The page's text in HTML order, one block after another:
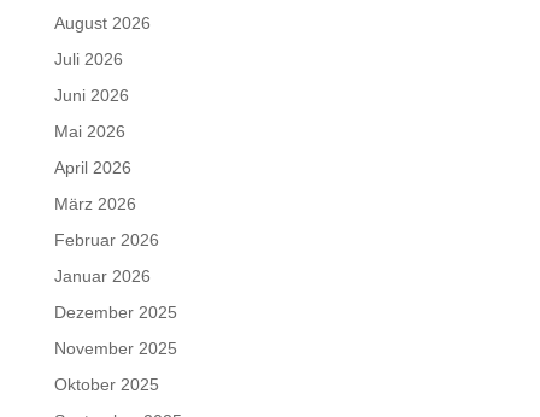
August 2026
Juli 2026
Juni 2026
Mai 2026
April 2026
März 2026
Februar 2026
Januar 2026
Dezember 2025
November 2025
Oktober 2025